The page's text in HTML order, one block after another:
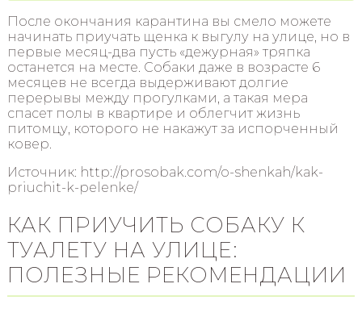
После окончания карантина вы смело можете
начинать приучать щенка к выгулу на улице, но в
первые месяц-два пусть «дежурная» тряпка
останется на месте. Собаки даже в возрасте 6
месяцев не всегда выдерживают долгие
перерывы между прогулками, а такая мера
спасет полы в квартире и облегчит жизнь
питомцу, которого не накажут за испорченный
ковер.
Источник: http://prosobak.com/o-shenkah/kak-
priuchit-k-pelenke/
КАК ПРИУЧИТЬ СОБАКУ К
ТУАЛЕТУ НА УЛИЦЕ:
ПОЛЕЗНЫЕ РЕКОМЕНДАЦИИ